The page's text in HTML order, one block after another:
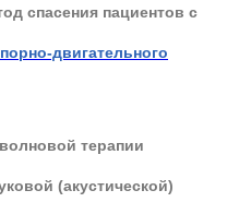
спасения пациентов с
двигательного
терапии
(акустической)